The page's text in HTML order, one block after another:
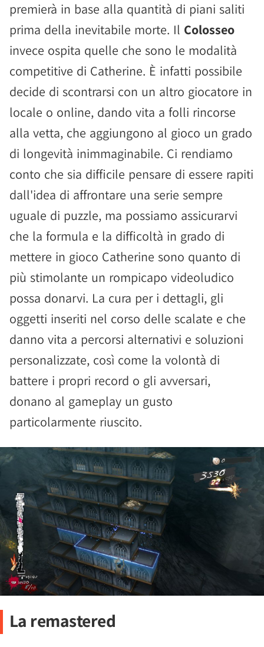
premierà in base alla quantità di piani saliti
prima della inevitabile morte. Il Colosseo
invece ospita quelle che sono le modalità
competitive di Catherine. È infatti possibile
decide di scontrarsi con un altro giocatore in
locale o online, dando vita a folli rincorse
alla vetta, che aggiungono al gioco un grado
di longevità inimmaginabile. Ci rendiamo
conto che sia difficile pensare di essere rapiti
dall'idea di affrontare una serie sempre
uguale di puzzle, ma possiamo assicurarvi
che la formula e la difficoltà in grado di
mettere in gioco Catherine sono quanto di
più stimolante un rompicapo videoludico
possa donarvi. La cura per i dettagli, gli
oggetti inseriti nel corso delle scalate e che
danno vita a percorsi alternativi e soluzioni
personalizzate, così come la volontà di
battere i propri record o gli avversari,
donano al gameplay un gusto
particolarmente riuscito.
La remastered